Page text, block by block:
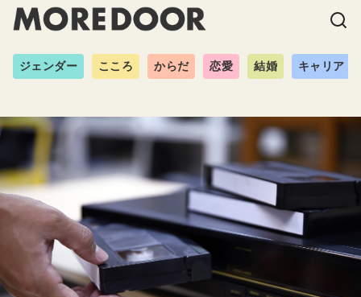
ジェンダー こころ からだ 恋愛 結婚 キャリア